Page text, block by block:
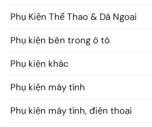
Phụ Kiện Thể Thao & Dã Ngoại
Phụ kiện bên trong ô tô
Phụ kiện khác
Phụ kiện máy tính
Phụ kiện máy tính, điện thoại